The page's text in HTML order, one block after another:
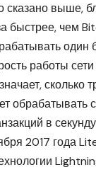
сказано выше,
быстрее, чем
один
работы сети
сколько
обрабатывать
в
2017 года